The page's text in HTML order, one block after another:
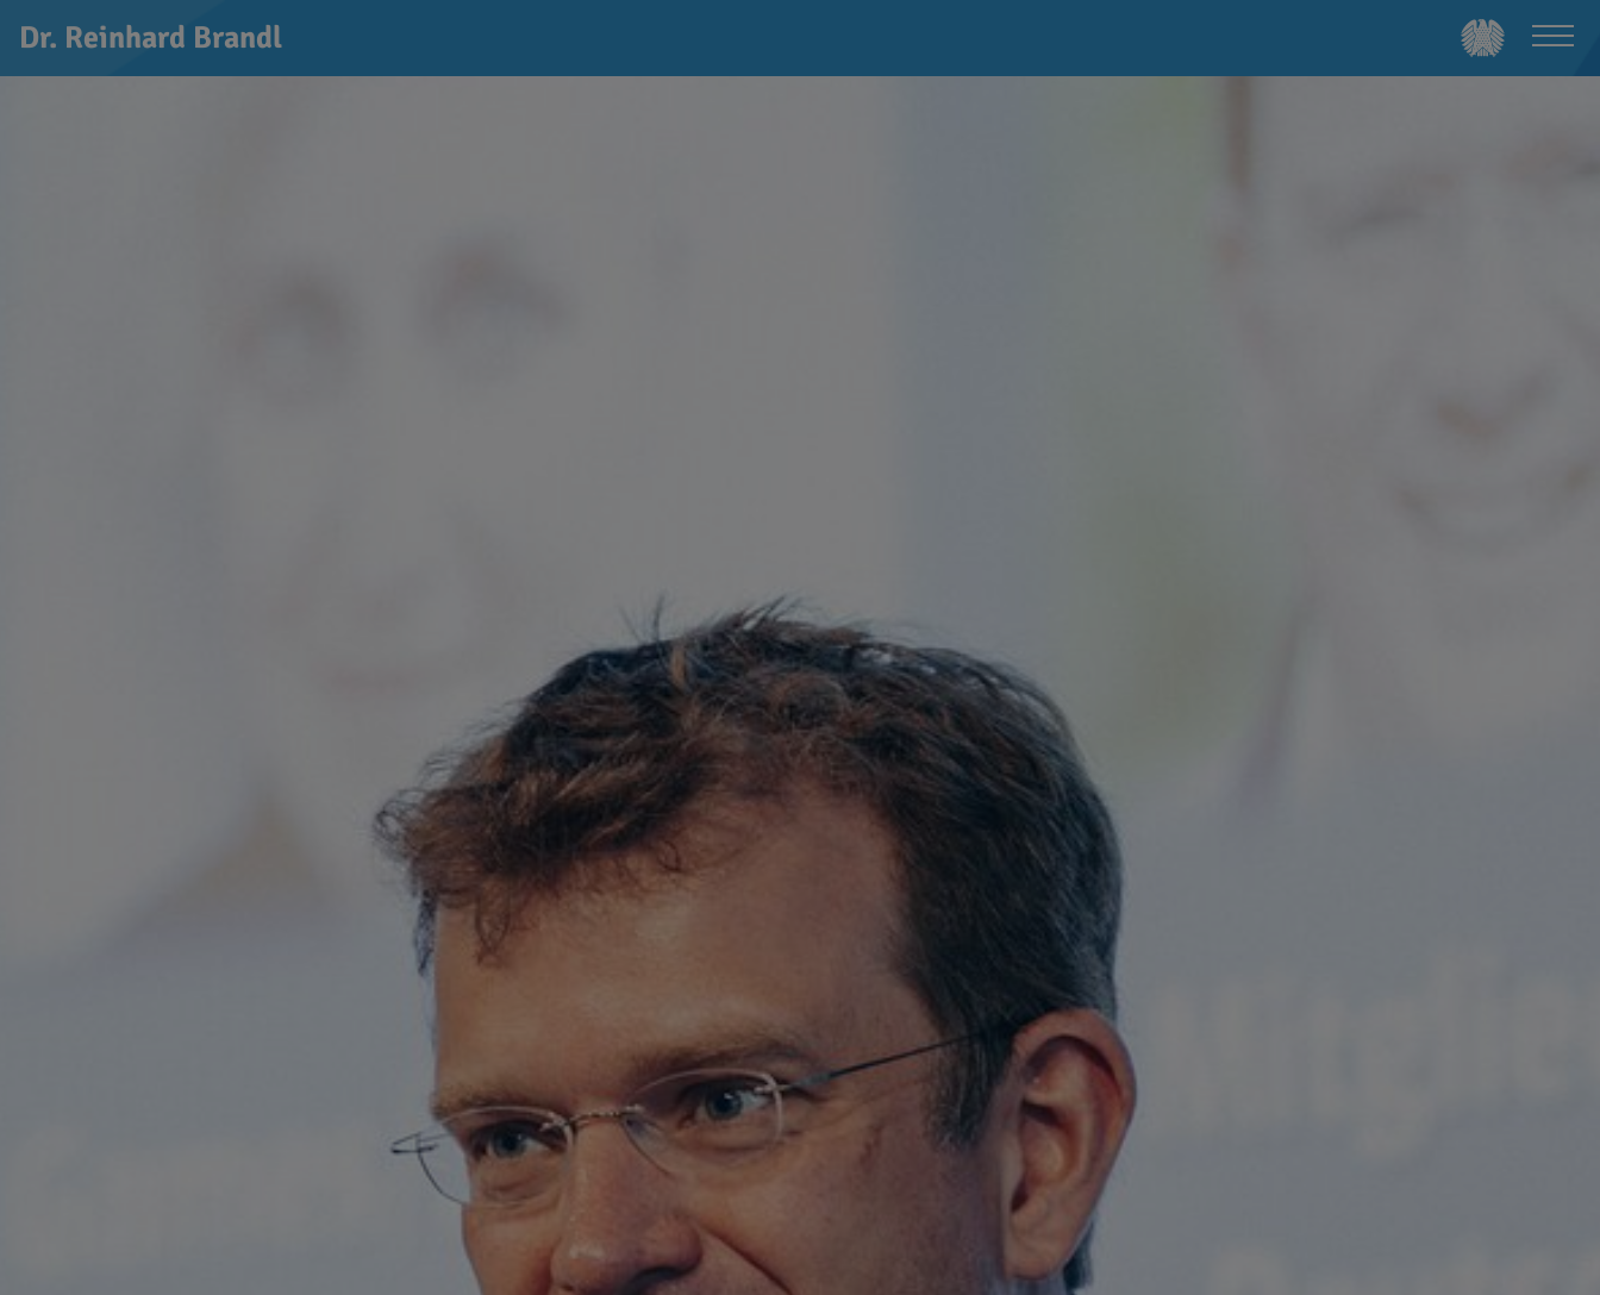
Dr. Reinhard Brandl